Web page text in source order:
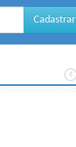
Cadastrar